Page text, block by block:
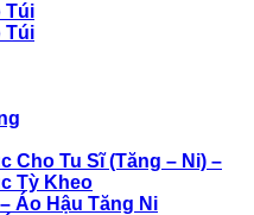
Túi
Túi
Cho Tu Sĩ (Tăng – Ni) –
Tỳ Kheo
Áo Hậu Tăng Ni